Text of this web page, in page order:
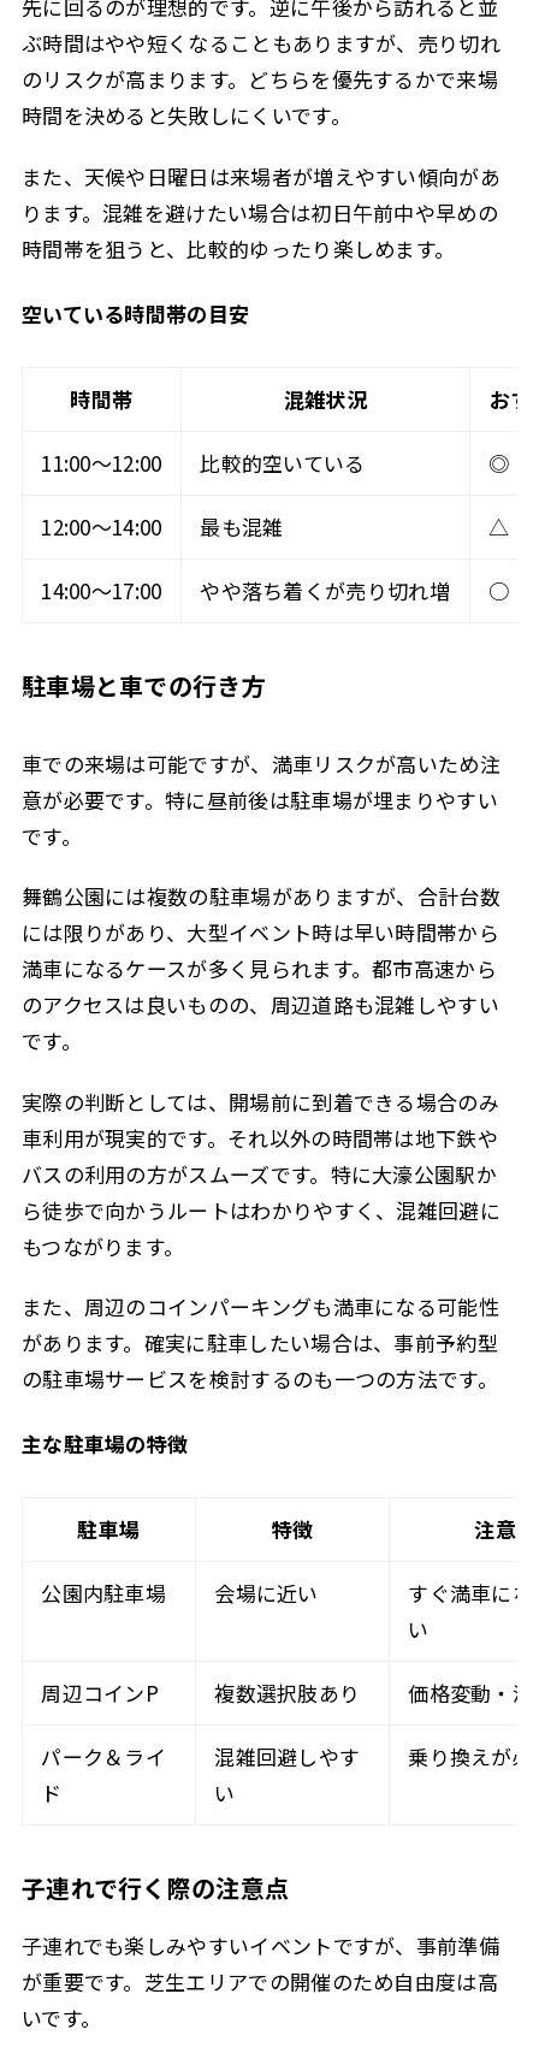
先に回るのが理想的です。逆に午後から訪れると並
ぶ時間はやや短くなることもありますが、売り切れ
のリスクが高まります。どちらを優先するかで来場
時間を決めると失敗しにくいです。
また、天候や日曜日は来場者が増えやすい傾向があ
ります。混雑を避けたい場合は初日午前中や早めの
時間帯を狙うと、比較的ゆったり楽しめます。
空いている時間帯の目安
時間帯 混雑状況 おす
11:00〜12:00 比較的空いている ◎
12:00〜14:00 最も混雑 △
14:00〜17:00 やや落ち着くが売り切れ増 ○
駐車場と車での行き方
車での来場は可能ですが、満車リスクが高いため注
意が必要です。特に昼前後は駐車場が埋まりやすい
です。
舞鶴公園には複数の駐車場がありますが、合計台数
には限りがあり、大型イベント時は早い時間帯から
満車になるケースが多く見られます。都市高速から
のアクセスは良いものの、周辺道路も混雑しやすい
です。
実際の判断としては、開場前に到着できる場合のみ
車利用が現実的です。それ以外の時間帯は地下鉄や
バスの利用の方がスムーズです。特に大濠公園駅か
ら徒歩で向かうルートはわかりやすく、混雑回避に
もつながります。
また、周辺のコインパーキングも満車になる可能性
があります。確実に駐車したい場合は、事前予約型
の駐車場サービスを検討するのも一つの方法です。
主な駐車場の特徴
駐車場 特徴 注意点
公園内駐車場 会場に近い
すぐ満車に
い
周辺コインP 複数選択肢あり 価格変動・
パーク＆ライ
ド
混雑回避しやす
い
乗り換えが必
子連れで行く際の注意点
子連れでも楽しみやすいイベントですが、事前準備
が重要です。芝生エリアでの開催のため自由度は高
いです。